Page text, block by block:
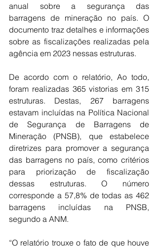
anual sobre a segurança das
barragens de mineração no país. O
documento traz detalhes e informações
sobre as fiscalizações realizadas pela
agência em 2023 nessas estruturas.
De acordo com o relatório, Ao todo,
foram realizadas 365 vistorias em 315
estruturas. Destas, 267 barragens
estavam incluídas na Política Nacional
de Segurança de Barragens de
Mineração (PNSB), que estabelece
diretrizes para promover a segurança
das barragens no país, como critérios
para priorização de fiscalização
dessas estruturas. O número
corresponde a 57,8% de todas as 462
barragens incluídas na PNSB,
segundo a ANM.
“O relatório trouxe o fato de que houve